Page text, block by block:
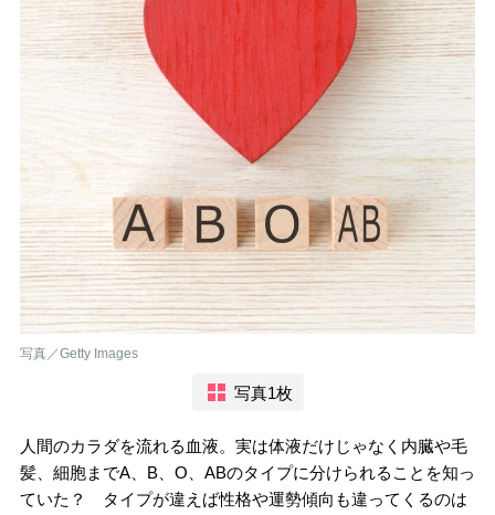
写真／Getty Images
写真1枚
人間のカラダを流れる血液。実は体液だけじゃなく内臓や毛
髪、細胞までA、B、O、ABのタイプに分けられることを知っ
ていた？ タイプが違えば性格や運勢傾向も違ってくるのは